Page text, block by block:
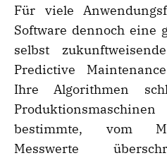
Für viele
Software dennoch eine
selbst
Predictive
Ihre Algorithmen
bestimmte, vom
Messwerte